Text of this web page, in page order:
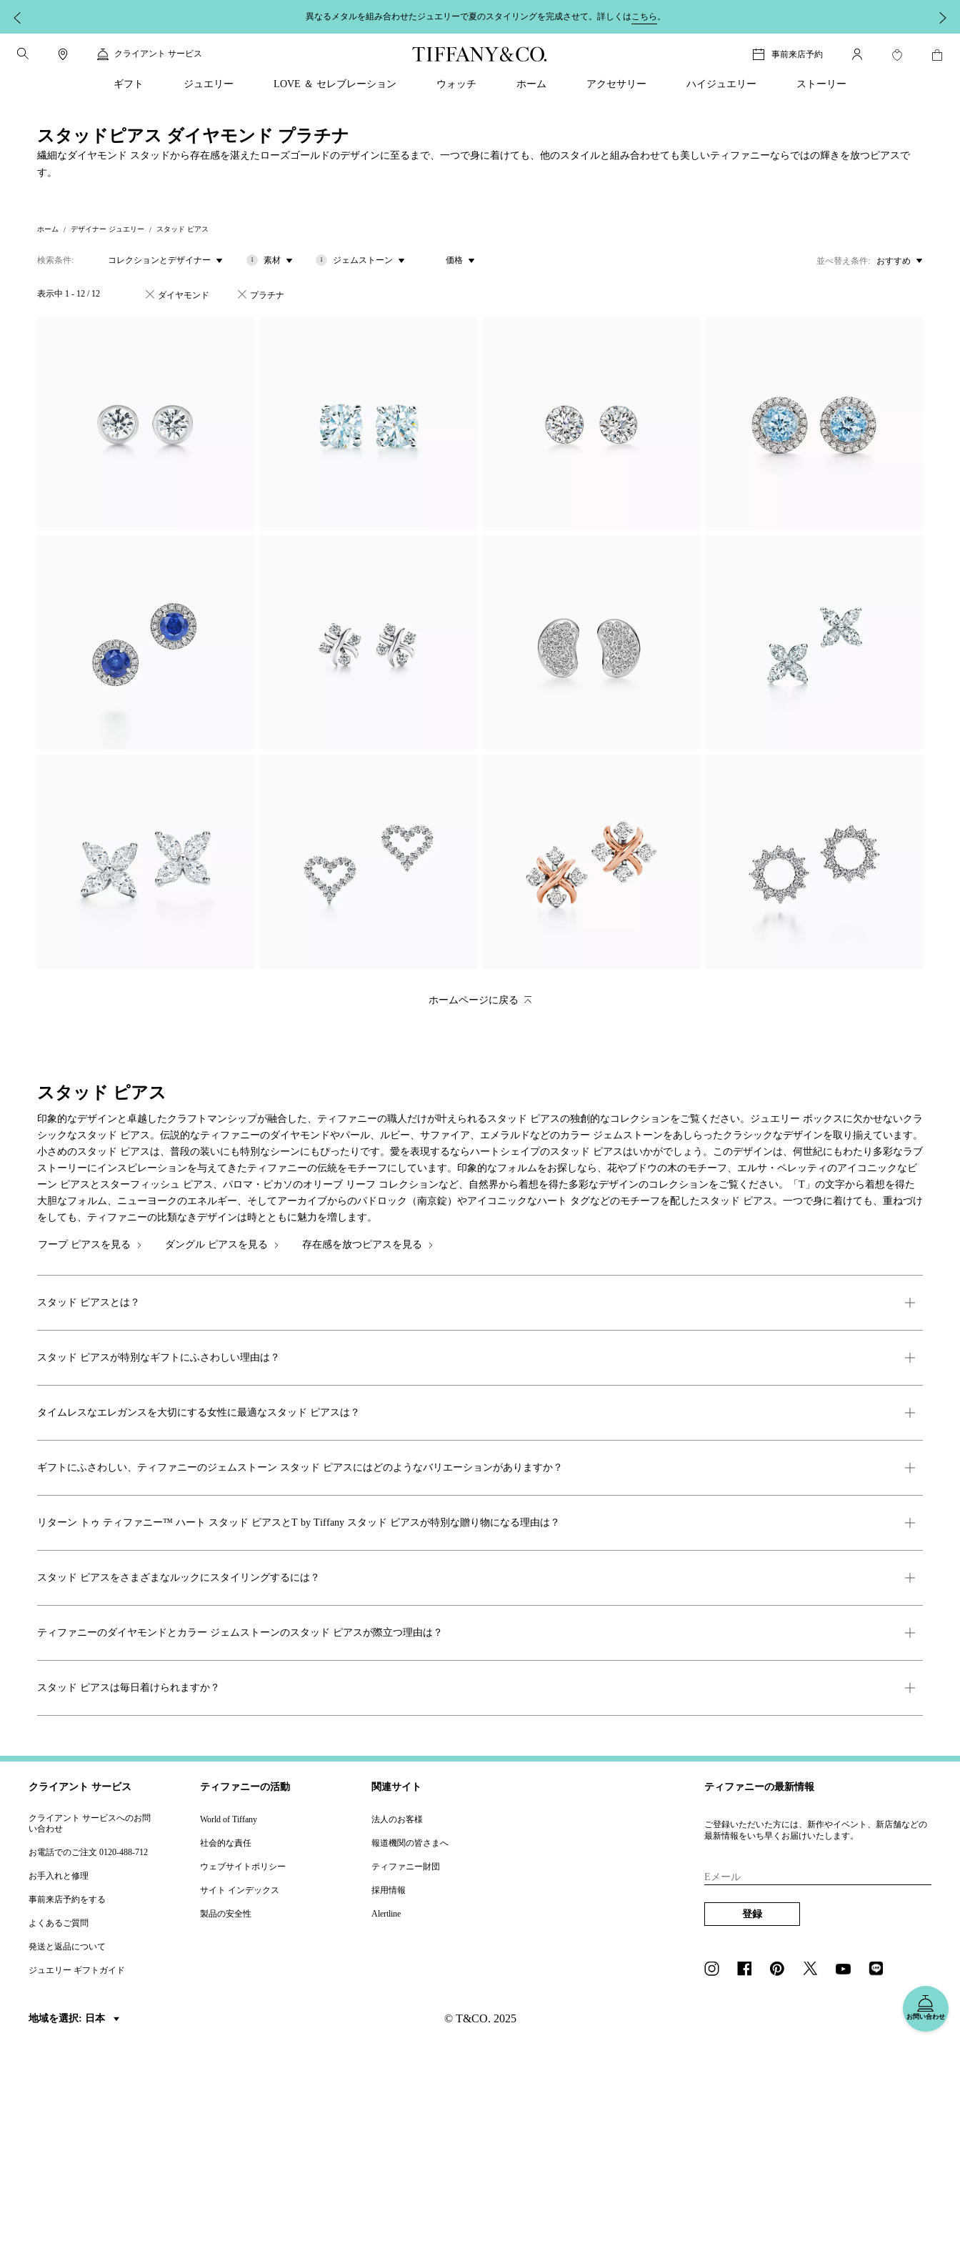
異なるメタルを組み合わせたジュエリーで夏のスタイリングを完成させて。詳しくはこちら 。
クライアント サービス 事前来店予約
ギフト ジュエリー LOVE ＆ セレブレーション ウォッチ ホーム アクセサリー ハイジュエリー ストーリー
スタッドピアス ダイヤモンド プラチナ
繊細なダイヤモンド スタッドから存在感を湛えたローズゴールドのデザインに至るまで、一つで身に着けても、他のスタイルと組み合わせても美しいティファニーならではの輝きを放つピアスで
す。
ホーム デザイナー ジュエリー スタッド ピアス
検索条件 コレクションとデザイナー 1 素材 1 ジェムストーン 価格
表示中 1 - 12 / 12 ダイヤモンド プラチナ
並べ替え条件 おすすめ
ホームページに戻る
スタッド ピアス
印象的なデザインと卓越したクラフトマンシップが融合した、ティファニーの職人だけが叶えられるスタッド ピアスの独創的なコレクションをご覧ください。ジュエリー ボックスに欠かせないクラ
シックなスタッド ピアス。伝説的なティファニーのダイヤモンドやパール、ルビー、サファイア、エメラルドなどのカラー ジェムストーンをあしらったクラシックなデザインを取り揃えています。
小さめのスタッド ピアスは、普段の装いにも特別なシーンにもぴったりです。愛を表現するならハートシェイプのスタッド ピアスはいかがでしょう。このデザインは、何世紀にもわたり多彩なラブ
ストーリーにインスピレーションを与えてきたティファニーの伝統をモチーフにしています。印象的なフォルムをお探しなら、花やブドウの木のモチーフ、エルサ・ペレッティのアイコニックなビ
ーン ピアスとスターフィッシュ ピアス、パロマ・ピカソのオリーブ リーフ コレクションなど、自然界から着想を得た多彩なデザインのコレクションをご覧ください。「T」の文字から着想を得た
大胆なフォルム、ニューヨークのエネルギー、そしてアーカイブからのパドロック（南京錠）やアイコニックなハート タグなどのモチーフを配したスタッド ピアス。一つで身に着けても、重ねづけ
をしても、ティファニーの比類なきデザインは時とともに魅力を増します。
フープ ピアスを見る ダングル ピアスを見る 存在感を放つピアスを見る
スタッド ピアスとは？
スタッド ピアスが特別なギフトにふさわしい理由は？
タイムレスなエレガンスを大切にする女性に最適なスタッド ピアスは？
ギフトにふさわしい、ティファニーのジェムストーン スタッド ピアスにはどのようなバリエーションがありますか？
リターン トゥ ティファニー™ ハート スタッド ピアスとT by Tiffany スタッド ピアスが特別な贈り物になる理由は？
スタッド ピアスをさまざまなルックにスタイリングするには？
ティファニーのダイヤモンドとカラー ジェムストーンのスタッド ピアスが際立つ理由は？
スタッド ピアスは毎日着けられますか？
お問い合わせ
クライアント サービス
クライアント サービスへのお問
い合わせ
お電話でのご注文 0120-488-712
お手入れと修理
事前来店予約をする
よくあるご質問
発送と返品について
ジュエリー ギフトガイド
ティファニーの活動
World of Tiffany
社会的な責任
ウェブサイトポリシー
サイト インデックス
製品の安全性
関連サイト
法人のお客様
報道機関の皆さまへ
ティファニー財団
採用情報
Alertline
ティファニーの最新情報
ご登録いただいた方には、新作やイベント、新店舗などの
最新情報をいち早くお届けいたします。
Eメール
登録
地域を選択: 日本 © T&CO. 2025